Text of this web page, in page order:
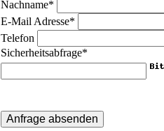
Nachname*
E-Mail Adresse*
Telefon
Sicherheitsabfrage*